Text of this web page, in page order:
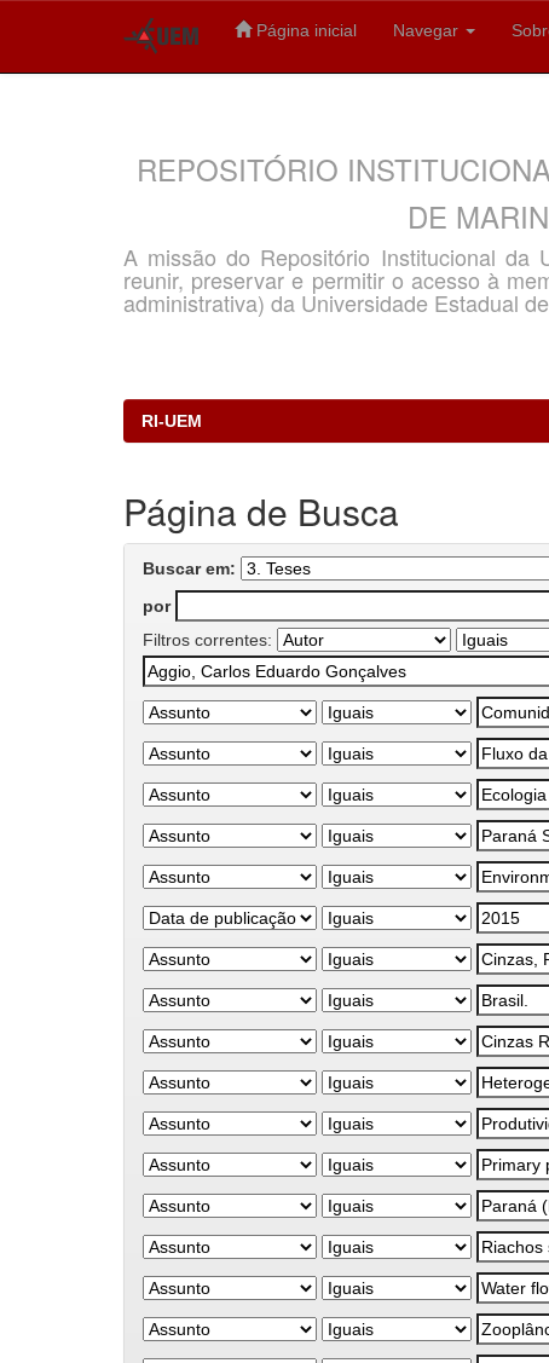
Página inicial Navegar
REPOSITÓRIO
DE
A missão do Repositório Institucional da
reunir, preservar e permitir o acesso à
administrativa) da Universidade Estadual
RI-UEM
Página de Busca
Buscar em:
por
Filtros correntes: